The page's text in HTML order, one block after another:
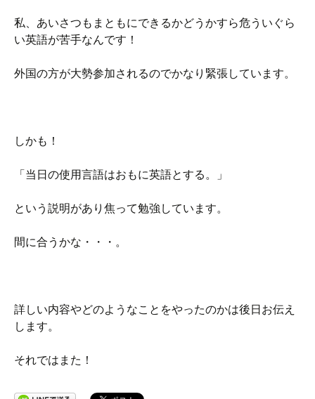
私、あいさつもまともにできるかどうかすら危ういぐら
い英語が苦手なんです！
外国の方が大勢参加されるのでかなり緊張しています。
しかも！
「当日の使用言語はおもに英語とする。」
という説明があり焦って勉強しています。
間に合うかな・・・。
詳しい内容やどのようなことをやったのかは後日お伝え
します。
それではまた！